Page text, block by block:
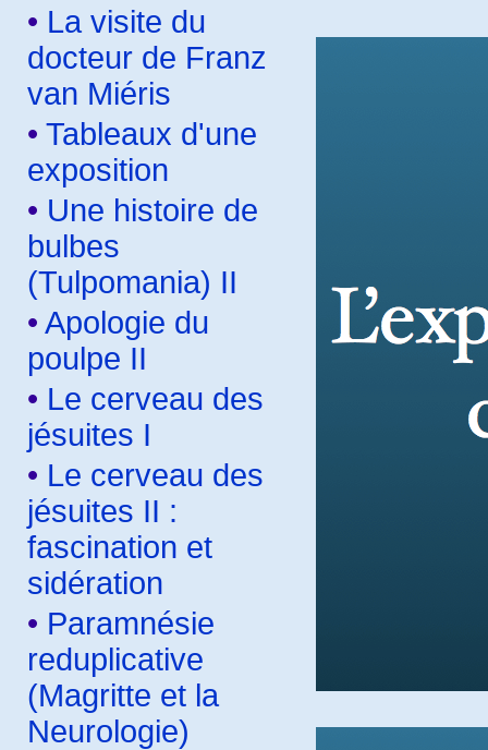
• La visite du
docteur de Franz
van Miéris
• Tableaux d'une
exposition
• Une histoire de
bulbes
(Tulpomania) II
• Apologie du
poulpe II
• Le cerveau des
jésuites I
• Le cerveau des
jésuites II :
fascination et
sidération
• Paramnésie
reduplicative
(Magritte et la
Neurologie)